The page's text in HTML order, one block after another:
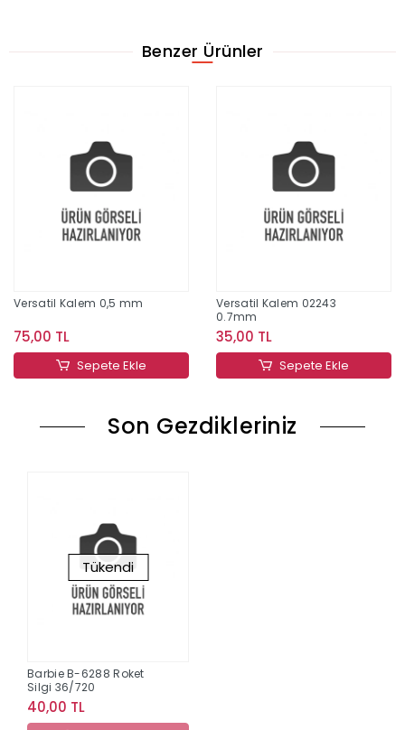
Benzer Ürünler
Versatil Kalem 0,5 mm
75,00 TL
Sepete Ekle
Versatil Kalem 02243
0.7mm
35,00 TL
Sepete Ekle
Son Gezdikleriniz
Tükendi
Barbie B-6288 Roket
Silgi 36/720
40,00 TL